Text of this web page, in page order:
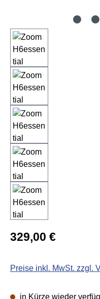
Regulärer Preis:
329,00 €
Preise inkl. MwSt. zzgl.
in Kürze wieder